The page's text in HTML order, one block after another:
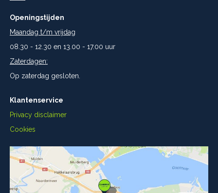
Openingstijden
Maandag t/m vrijdag
08.30 - 12.30 en 13.00 - 17.00 uur
Zaterdagen:
Op zaterdag gesloten.
Klantenservice
Privacy disclaimer
Cookies